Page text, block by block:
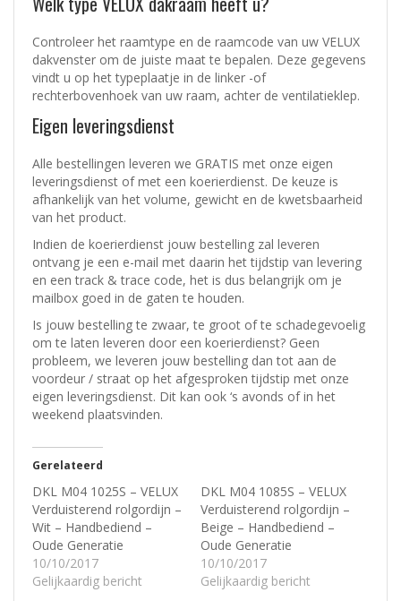
Controleer het raamtype en de raamcode van uw VELUX
dakvenster om de juiste maat te bepalen. Deze gegevens
vindt u op het typeplaatje in de linker -of
rechterbovenhoek van uw raam, achter de ventilatieklep.
Eigen leveringsdienst
Alle bestellingen leveren we GRATIS met onze eigen
leveringsdienst of met een koerierdienst. De keuze is
afhankelijk van het volume, gewicht en de kwetsbaarheid
van het product.
Indien de koerierdienst jouw bestelling zal leveren
ontvang je een e-mail met daarin het tijdstip van levering
en een track & trace code, het is dus belangrijk om je
mailbox goed in de gaten te houden.
Is jouw bestelling te zwaar, te groot of te schadegevoelig
om te laten leveren door een koerierdienst? Geen
probleem, we leveren jouw bestelling dan tot aan de
voordeur / straat op het afgesproken tijdstip met onze
eigen leveringsdienst. Dit kan ook ‘s avonds of in het
weekend plaatsvinden.
Gerelateerd
DKL M04 1025S – VELUX
Verduisterend rolgordijn –
Wit – Handbediend –
Oude Generatie
10/10/2017
Gelijkaardig bericht
DKL M04 1085S – VELUX
Verduisterend rolgordijn –
Beige – Handbediend –
Oude Generatie
10/10/2017
Gelijkaardig bericht